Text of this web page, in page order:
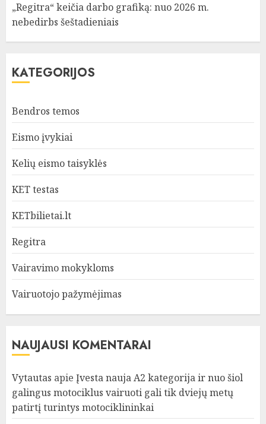
„Regitra“ keičia darbo grafiką: nuo 2026 m.
nebedirbs šeštadieniais
KATEGORIJOS
Bendros temos
Eismo įvykiai
Kelių eismo taisyklės
KET testas
KETbilietai.lt
Regitra
Vairavimo mokykloms
Vairuotojo pažymėjimas
NAUJAUSI KOMENTARAI
Vytautas apie Įvesta nauja A2 kategorija ir nuo šiol
galingus motociklus vairuoti gali tik dviejų metų
patirtį turintys motociklininkai